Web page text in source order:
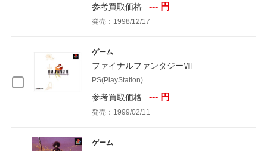
参考買取価格 --- 円
発売：1998/12/17
ゲーム
ファイナルファンタジーⅧ
PS(PlayStation)
参考買取価格 --- 円
発売：1999/02/11
ゲーム